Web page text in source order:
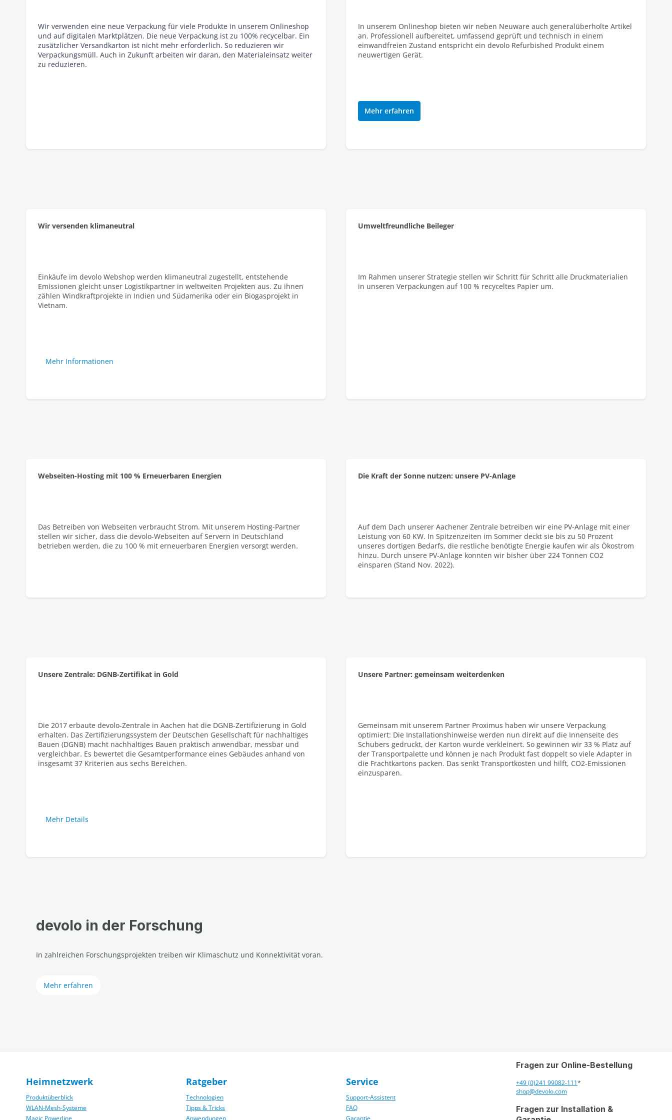
Wir verwenden eine neue Verpackung für viele Produkte in unserem Onlineshop
und auf digitalen Marktplätzen. Die neue Verpackung ist zu 100% recycelbar. Ein
zusätzlicher Versandkarton ist nicht mehr erforderlich. So reduzieren wir
Verpackungsmüll. Auch in Zukunft arbeiten wir daran, den Materialeinsatz weiter
zu reduzieren.
In unserem Onlineshop bieten wir neben Neuware auch generalüberholte Artikel
an. Professionell aufbereitet, umfassend geprüft und technisch in einem
einwandfreien Zustand entspricht ein devolo Refurbished Produkt einem
neuwertigen Gerät.
Mehr erfahren
Wir versenden klimaneutral​
Einkäufe im devolo Webshop werden klimaneutral zugestellt, entstehende
Emissionen gleicht unser Logistikpartner in weltweiten Projekten aus. Zu ihnen
zählen Windkraftprojekte in Indien und Südamerika oder ein Biogasprojekt in
Vietnam.
Mehr Informationen
Umweltfreundliche Beileger
Im Rahmen unserer Strategie stellen wir Schritt für Schritt alle Druckmaterialien
in unseren Verpackungen auf 100 % recyceltes Papier um.
Webseiten-Hosting mit 100 % Erneuerbaren Energien
Das Betreiben von Webseiten verbraucht Strom. Mit unserem Hosting-Partner
stellen wir sicher, dass die devolo-Webseiten auf Servern in Deutschland
betrieben werden, die zu 100 % mit erneuerbaren Energien versorgt werden.
Die Kraft der Sonne nutzen: unsere PV-Anlage​
Auf dem Dach unserer Aachener Zentrale betreiben wir eine PV-Anlage mit einer
Leistung von 60 KW. In Spitzenzeiten im Sommer deckt sie bis zu 50 Prozent
unseres dortigen Bedarfs, die restliche benötigte Energie kaufen wir als Ökostrom
hinzu. Durch unsere PV-Anlage konnten wir bisher über 224 Tonnen CO2
einsparen (Stand Nov. 2022).​
Unsere Zentrale: DGNB-Zertifikat in Gold
Die 2017 erbaute devolo-Zentrale in Aachen hat die DGNB-Zertifizierung in Gold
erhalten. Das Zertifizierungssystem der Deutschen Gesellschaft für nachhaltiges
Bauen (DGNB) macht nachhaltiges Bauen praktisch anwendbar, messbar und
vergleichbar. Es bewertet die Gesamtperformance eines Gebäudes anhand von
insgesamt 37 Kriterien aus sechs Bereichen.
Mehr Details
Unsere Partner: gemeinsam weiterdenken​
Gemeinsam mit unserem Partner Proximus haben wir unsere Verpackung
optimiert: Die Installationshinweise werden nun direkt auf die Innenseite des
Schubers gedruckt, der Karton wurde verkleinert. So gewinnen wir 33 % Platz auf
der Transportpalette und können je nach Produkt fast doppelt so viele Adapter in
die Frachtkartons packen. Das senkt Transportkosten und hilft, CO2-Emissionen
einzusparen.
devolo in der Forschung
In zahlreichen Forschungsprojekten treiben wir Klimaschutz und Konnektivität voran.
Mehr erfahren
Heimnetzwerk
Produktüberblick
WLAN-Mesh-Systeme
Magic Powerline
Ratgeber
Technologien
Tipps & Tricks
Anwendungen
Service
Support-Assistent
FAQ
Garantie
Fragen zur Online-Bestellung
+49 (0)241 99082-111*
shop@devolo.com
Fragen zur Installation &